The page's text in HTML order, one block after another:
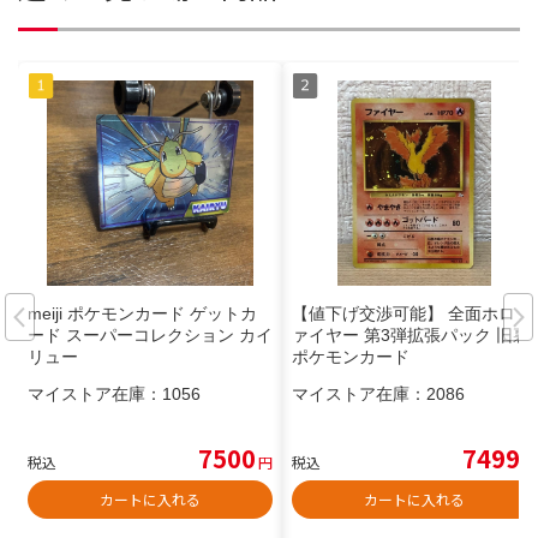
meiji ポケモンカード ゲットカ
ード スーパーコレクション カイ
リュー
マイストア在庫： 1056
税込 7500円
カートに入れる
【値下げ交渉可能】 全面ホロ フ
ァイヤー 第3弾拡張パック 旧裏
ポケモンカード
マイストア在庫： 2086
税込 7499
カートに入れる